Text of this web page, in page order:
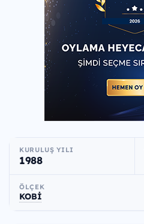
KURULUŞ YILI
1988
ÖLÇEK
KOBİ